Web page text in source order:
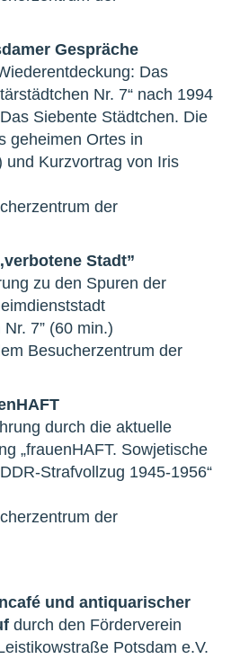
Gespräche
Das
Nr. 7“ nach 1994
Siebente Städtchen. Die
geheimen Ortes in
und Kurzvortrag von Iris
der
Stadt”
zu den Spuren der
7” (60 min.)
Besucherzentrum der
durch die aktuelle
„frauenHAFT. Sowjetische
Strafvollzug 1945-1956“
der
und antiquarischer
durch den Förderverein
Potsdam e.V.